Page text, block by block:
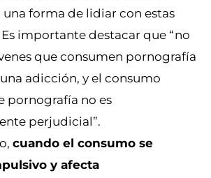
forma de lidiar con estas
Es importante destacar que “no
que consumen pornografía
adicción, y el consumo
pornografía no es
perjudicial”.
cuando el consumo se
y afecta